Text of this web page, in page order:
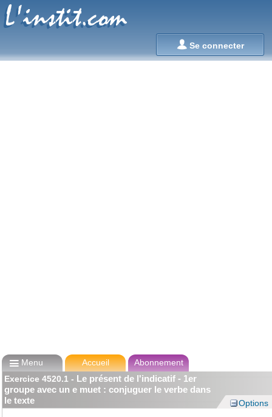
Se connecter
L'instit.com
L'instit.com
Menu Accueil
Abonnement
Exercice 4520.1 - Le présent de l'indicatif - 1er
groupe avec un e muet : conjuguer le verbe dans
le texte
Options